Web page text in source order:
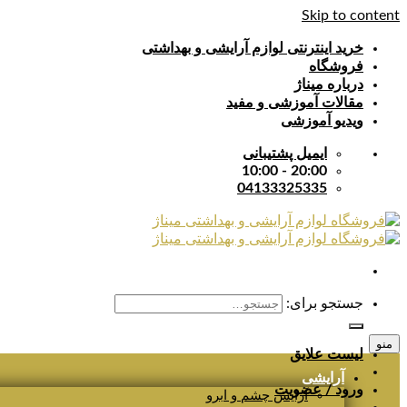
Skip to content
خرید اینترنتی لوازم آرایشی و بهداشتی
فروشگاه
درباره میناژ
مقالات آموزشی و مفید
ویدیو آموزشی
ایمیل پشتیبانی
20:00 - 10:00
04133325335
جستجو برای:
لیست علایق
ورود / عضویت
منو
آرایشی
آرایش چشم و ابرو